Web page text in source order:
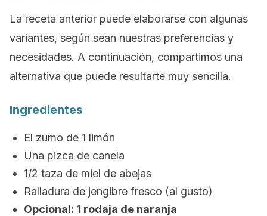
La receta anterior puede elaborarse con algunas
variantes, según sean nuestras preferencias y
necesidades. A continuación, compartimos una
alternativa que puede resultarte muy sencilla.
Ingredientes
El zumo de 1 limón
Una pizca de canela
1/2 taza de miel de abejas
Ralladura de jengibre fresco (al gusto)
Opcional: 1 rodaja de naranja